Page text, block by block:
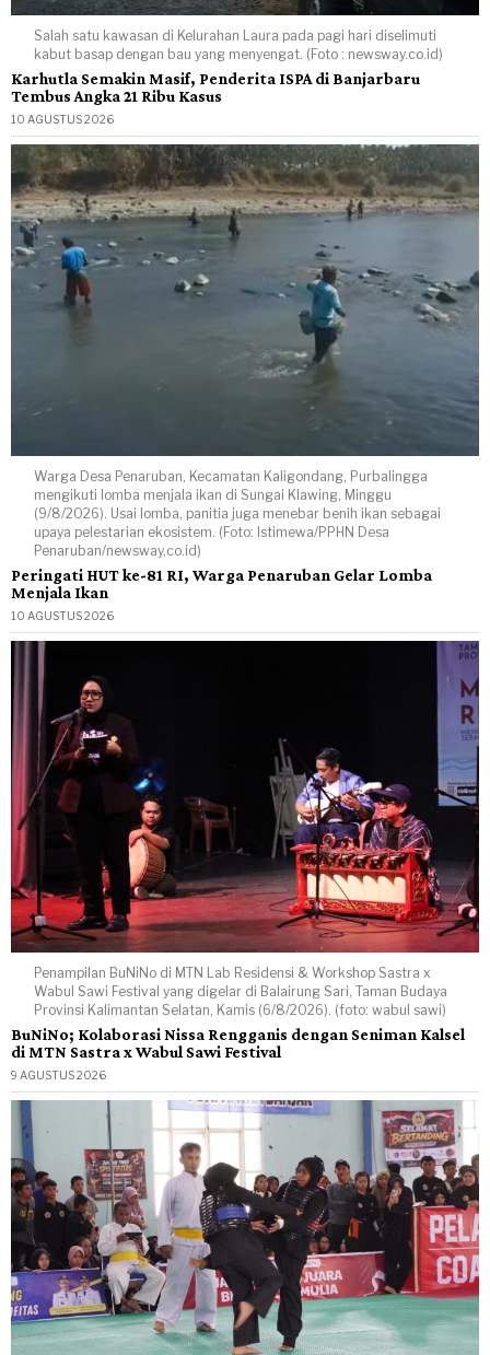
Salah satu kawasan di Kelurahan Laura pada pagi hari diselimuti
kabut basap dengan bau yang menyengat. (Foto : newsway.co.id)
Karhutla Semakin Masif, Penderita ISPA di Banjarbaru
Tembus Angka 21 Ribu Kasus
10 AGUSTUS 2026
Warga Desa Penaruban, Kecamatan Kaligondang, Purbalingga
mengikuti lomba menjala ikan di Sungai Klawing, Minggu
(9/8/2026). Usai lomba, panitia juga menebar benih ikan sebagai
upaya pelestarian ekosistem. (Foto: Istimewa/PPHN Desa
Penaruban/newsway.co.id)
Peringati HUT ke-81 RI, Warga Penaruban Gelar Lomba
Menjala Ikan
10 AGUSTUS 2026
Penampilan BuNiNo di MTN Lab Residensi & Workshop Sastra x
Wabul Sawi Festival yang digelar di Balairung Sari, Taman Budaya
Provinsi Kalimantan Selatan, Kamis (6/8/2026). (foto: wabul sawi)
BuNiNo; Kolaborasi Nissa Rengganis dengan Seniman Kalsel
di MTN Sastra x Wabul Sawi Festival
9 AGUSTUS 2026